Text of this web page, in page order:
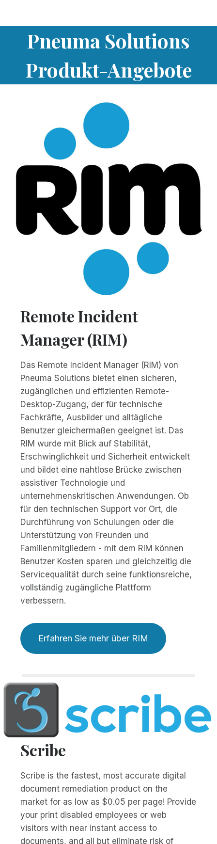
Pneuma Solutions
Produkt-Angebote
Remote Incident
Manager (RIM)
Das Remote Incident Manager (RIM) von
Pneuma Solutions bietet einen sicheren,
zugänglichen und effizienten Remote-
Desktop-Zugang, der für technische
Fachkräfte, Ausbilder und alltägliche
Benutzer gleichermaßen geeignet ist. Das
RIM wurde mit Blick auf Stabilität,
Erschwinglichkeit und Sicherheit entwickelt
und bildet eine nahtlose Brücke zwischen
assistiver Technologie und
unternehmenskritischen Anwendungen. Ob
für den technischen Support vor Ort, die
Durchführung von Schulungen oder die
Unterstützung von Freunden und
Familienmitgliedern - mit dem RIM können
Benutzer Kosten sparen und gleichzeitig die
Servicequalität durch seine funktionsreiche,
vollständig zugängliche Plattform
verbessern.
Erfahren Sie mehr über RIM
Scribe
Scribe is the fastest, most accurate digital
document remediation product on the
market for as low as $0.05 per page! Provide
your print disabled employees or web
visitors with near instant access to
documents, and all but eliminate risk of